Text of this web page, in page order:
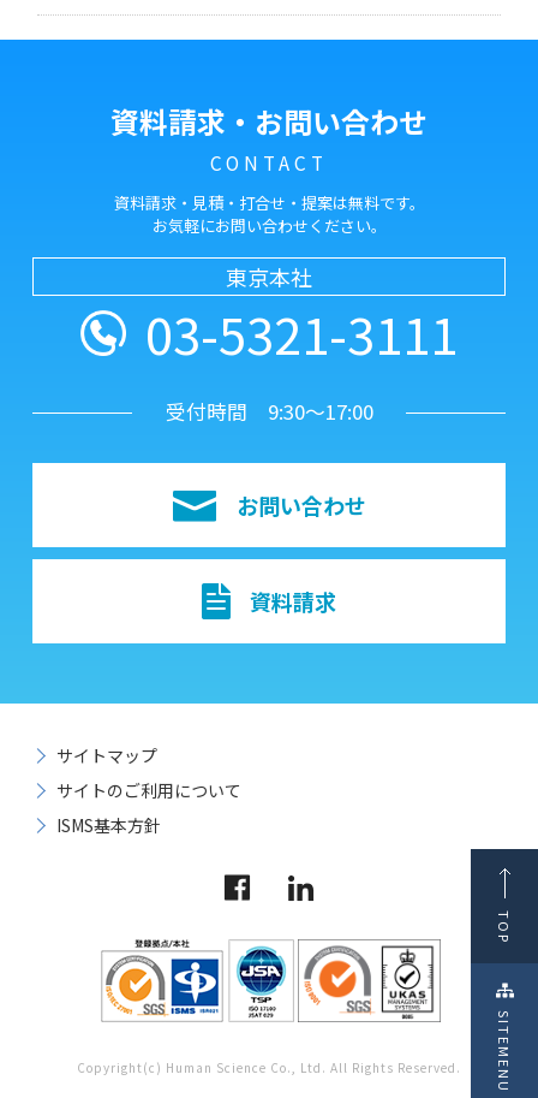
資料請求・お問い合わせ
CONTACT
資料請求・見積・打合せ・提案は無料です。
お気軽にお問い合わせください。
03-5321-3111
東京本社
受付時間 9:30～17:00
お問い合わせ
資料請求
サイトマップ
サイトのご利用について
ISMS基本方針
Copyright(c) Human Science Co., Ltd. All Rights Reserved.
TOP
SITEMENU